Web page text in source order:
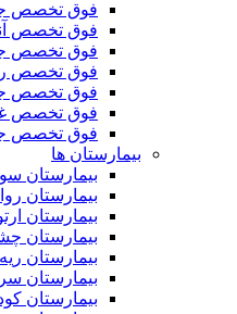
فوق تخصص
فوق تخصص
فوق تخصص
فوق تخصص
فوق تخصص
فوق تخصص
فوق تخصص
بیمارستان ها
بیمارستان
بیمارستان
بیمارستان
بیمارستان
بیمارستان ریه
بیمارستان
بیمارستان